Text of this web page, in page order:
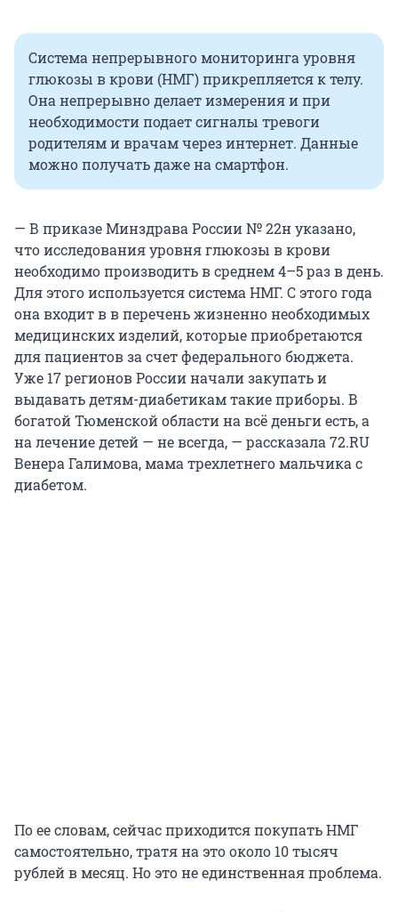
Система непрерывного мониторинга уровня
глюкозы в крови (НМГ) прикрепляется к телу.
Она непрерывно делает измерения и при
необходимости подает сигналы тревоги
родителям и врачам через интернет. Данные
можно получать даже на смартфон.
— В приказе Минздрава России № 22н указано,
что исследования уровня глюкозы в крови
необходимо производить в среднем 4–5 раз в день.
Для этого используется система НМГ. С этого года
она входит в в перечень жизненно необходимых
медицинских изделий, которые приобретаются
для пациентов за счет федерального бюджета.
Уже 17 регионов России начали закупать и
выдавать детям-диабетикам такие приборы. В
богатой Тюменской области на всё деньги есть, а
на лечение детей — не всегда, — рассказала 72.RU
Венера Галимова, мама трехлетнего мальчика с
диабетом.
По ее словам, сейчас приходится покупать НМГ
самостоятельно, тратя на это около 10 тысяч
рублей в месяц. Но это не единственная проблема.